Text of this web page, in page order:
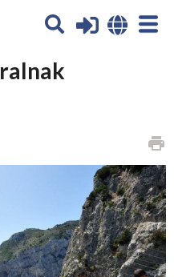
print